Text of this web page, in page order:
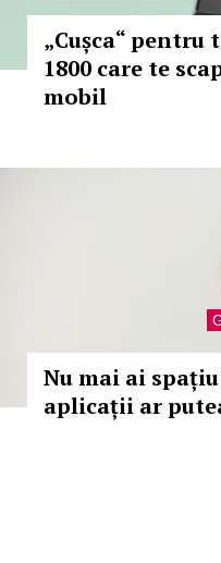
„Cușca“
1800 care te
mobil
Nu mai ai
aplicații ar